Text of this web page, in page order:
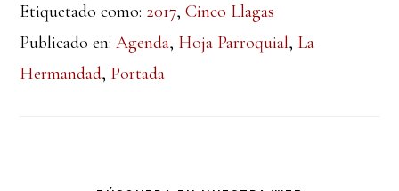
Etiquetado como: 2017,Cinco Llagas
Publicado en:Agenda, Hoja Parroquial, La
Hermandad, Portada